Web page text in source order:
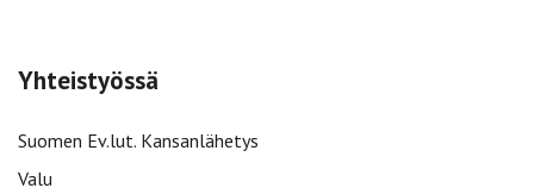
Yhteistyössä
Suomen Ev.lut. Kansanlähetys
Valu